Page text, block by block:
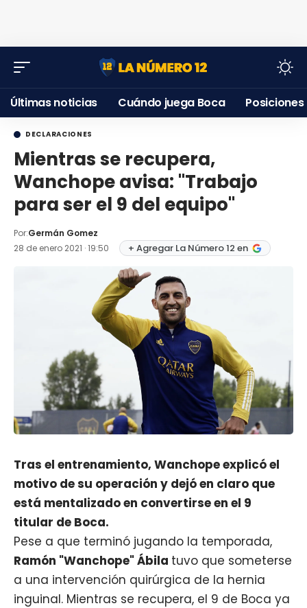
Últimas noticias Cuándo juega Boca Posiciones
DECLARACIONES
Mientras se recupera,
Wanchope avisa: "Trabajo
para ser el 9 del equipo"
Por:Germán Gomez
28 de enero 2021 · 19:50
+ Agregar La Número 12 en
Tras el entrenamiento, Wanchope explicó el
motivo de su operación y dejó en claro que
está mentalizado en convertirse en el 9
titular de Boca.
Pese a que terminó jugando la temporada,
Ramón "Wanchope" Ábila tuvo que someterse
a una intervención quirúrgica de la hernia
inguinal. Mientras se recupera, el 9 de Boca ya